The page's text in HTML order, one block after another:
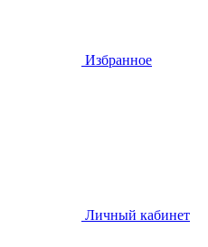
Избранное
Личный кабинет